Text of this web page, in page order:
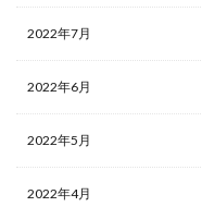
2022年7月
2022年6月
2022年5月
2022年4月